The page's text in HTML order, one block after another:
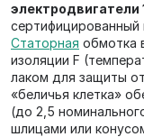
электродвигатели
Статорная обмотка
изоляции F
лаком для защиты
«беличья клетка»
(до 2,5
шлицами или